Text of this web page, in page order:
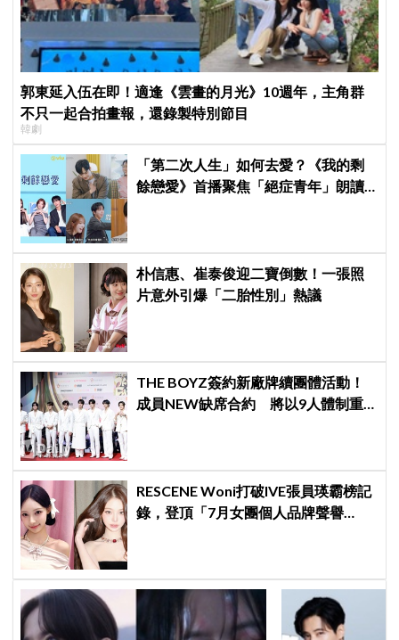
郭東延入伍在即！適逢《雲畫的月光》10週年，主角群
不只一起合拍畫報，還錄製特別節目
韓劇
「第二次人生」如何去愛？《我的剩
餘戀愛》首播聚焦「絕症青年」朗讀
朴信惠、崔泰俊迎二寶倒數！一張照
片意外引爆「二胎性別」熱議
THE BOYZ簽約新廠牌續團體活動！
成員NEW缺席合約 將以9人體制重
RESCENE Woni打破IVE張員瑛霸榜記
錄，登頂「7月女團個人品牌聲譽